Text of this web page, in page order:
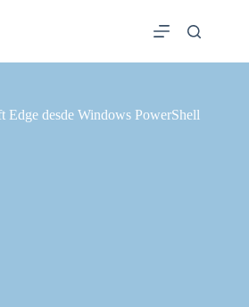
Edge desde Windows PowerShell